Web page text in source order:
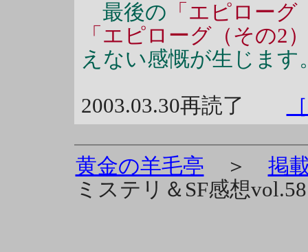
最後の 「エピロー
「エピローグ（その2
えない感慨が生じます
2003.03.30再読了
黄金の羊毛亭 ＞ 掲
ミステリ＆SF感想vol.58